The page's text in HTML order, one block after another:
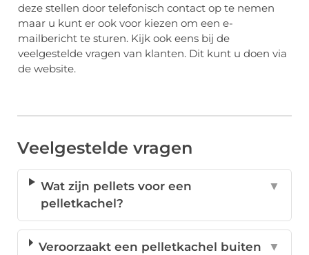
deze stellen door telefonisch contact op te nemen
maar u kunt er ook voor kiezen om een e-
mailbericht te sturen. Kijk ook eens bij de
veelgestelde vragen van klanten. Dit kunt u doen via
de website.
Veelgestelde vragen
Wat zijn pellets voor een
pelletkachel?
▼
Veroorzaakt een pelletkachel buiten
▼